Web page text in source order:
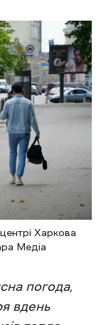
Харкова
Медіа
погода,
вдень